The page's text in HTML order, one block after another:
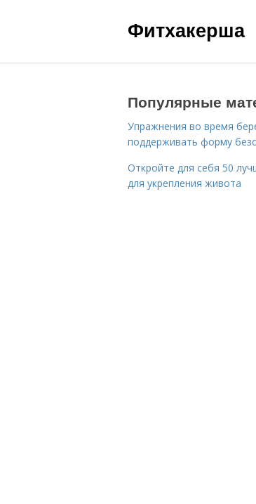
Фитхакерша
Популярные
Упражнения во время
поддерживать форму
Откройте для себя 50
для укрепления живота